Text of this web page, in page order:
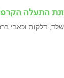
התעלה
דלקות וכאבי